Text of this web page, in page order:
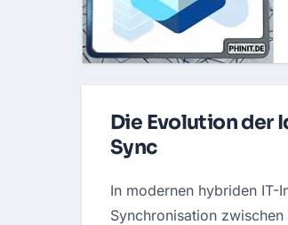
Die Evolution der
Sync
In modernen hybriden IT-
Synchronisation